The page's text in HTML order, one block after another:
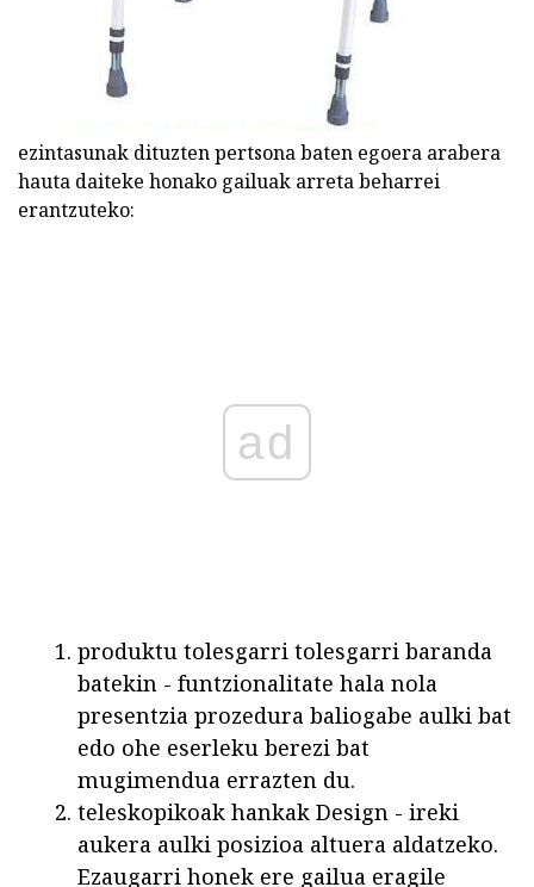
ezintasunak dituzten pertsona baten egoera arabera
hauta daiteke honako gailuak arreta beharrei
erantzuteko:
ad
produktu tolesgarri tolesgarri baranda
batekin - funtzionalitate hala nola
presentzia prozedura baliogabe aulki bat
edo ohe eserleku berezi bat
mugimendua errazten du.
teleskopikoak hankak Design - ireki
aukera aulki posizioa altuera aldatzeko.
Ezaugarri honek ere gailua eragile